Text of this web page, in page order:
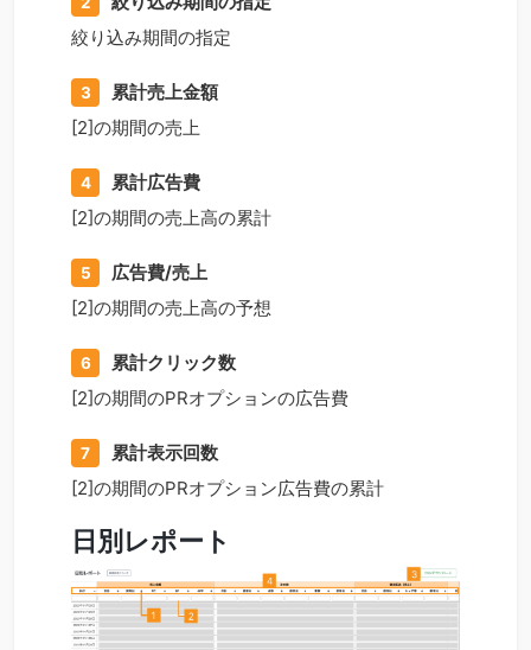
絞り込み期間の指定
3
累計売上金額
[2]の期間の売上
4
累計広告費
[2]の期間の売上高の累計
5
広告費/売上
[2]の期間の売上高の予想
6
累計クリック数
[2]の期間のPRオプションの広告費
7
累計表示回数
[2]の期間のPRオプション広告費の累計
日別レポート